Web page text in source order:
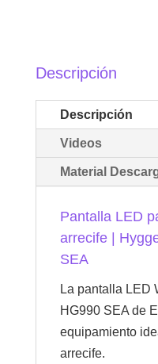
Descripción
Descripción
Videos
Material
Pantalla LED
arrecife |
SEA
La pantalla LED
HG990 SEA de
equipamiento
arrecife.